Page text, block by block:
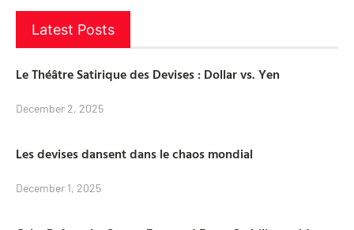
Latest Posts
Le Théâtre Satirique des Devises : Dollar vs. Yen
December 2, 2025
Les devises dansent dans le chaos mondial
December 1, 2025